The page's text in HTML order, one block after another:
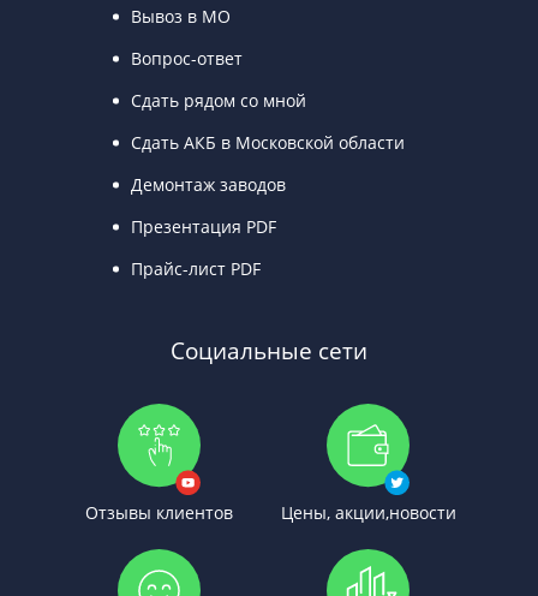
Вывоз в МО
Вопрос-ответ
Сдать рядом со мной
Сдать АКБ в Московской области
Демонтаж заводов
Презентация PDF
Прайс-лист PDF
Социальные сети
Отзывы клиентов Цены, акции,новости